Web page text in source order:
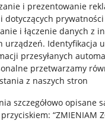
i prezentowanie
dotyczących
i łączenie danych z
urządzeń. Identyfikacja
przesyłanych
przetwarzamy
z naszych stron
szczegółowo opisane
“ZMIENIAM
"cookies"
o Usługach Cyfrowych